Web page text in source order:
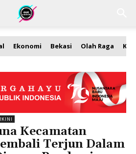
Ekonomi Bekasi Olah Raga
Kecamatan
Terjun Dalam